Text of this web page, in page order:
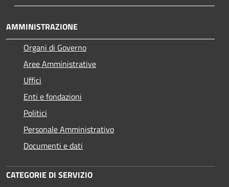
AMMINISTRAZIONE
Organi di Governo
Aree Amministrative
Uffici
Enti e fondazioni
Politici
Personale Amministrativo
Documenti e dati
CATEGORIE DI SERVIZIO